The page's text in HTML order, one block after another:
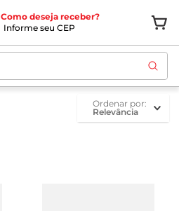
Como deseja receber?
Informe seu CEP
ordenar por
Relevância